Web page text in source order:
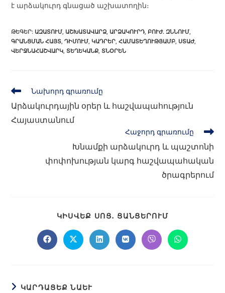
է արձակուրդ գնացած աշխատողին։
ԹԵԳԵՐ: ԱԶԱՏՈՒՄ, ԱՇԽԱՏԱՎԱՐՁ, ԱՐՁԱԿՈՒՐԴ, ԲՈՒԺ. ԶՆՆՈՒՄ,
ԳՐԱՆՑՄԱՆ ՀԱՅՏ, ԴԻՄՈՒՄ, ԿԱԴՐԵՐ, ՀԱՄԱՏԵՂՈՒԹՅԱՄԲ, ՍՏԱԺ,
ՎԵՐՋՆԱՀԱՇՎԱՐԿ, ՏԵՂԵԿԱՆՔ, ՏՆՕՐԵՆ
Նախորդ գրառումը
Արձակուրդային օրեր և հաշվապահություն
Հայաստանում
Հաջորդ գրառումը
Խնամքի արձակուրդ և պաշտոնի
փոփոխության կարգ հաշվապահական
ծրագրերում
ԿԻՍՎԵՔ ՍՈՑ․ ՑԱՆՑԵՐՈՒՄ
ԿԱՐԴԱՑԵՔ ՆԱԵՒ